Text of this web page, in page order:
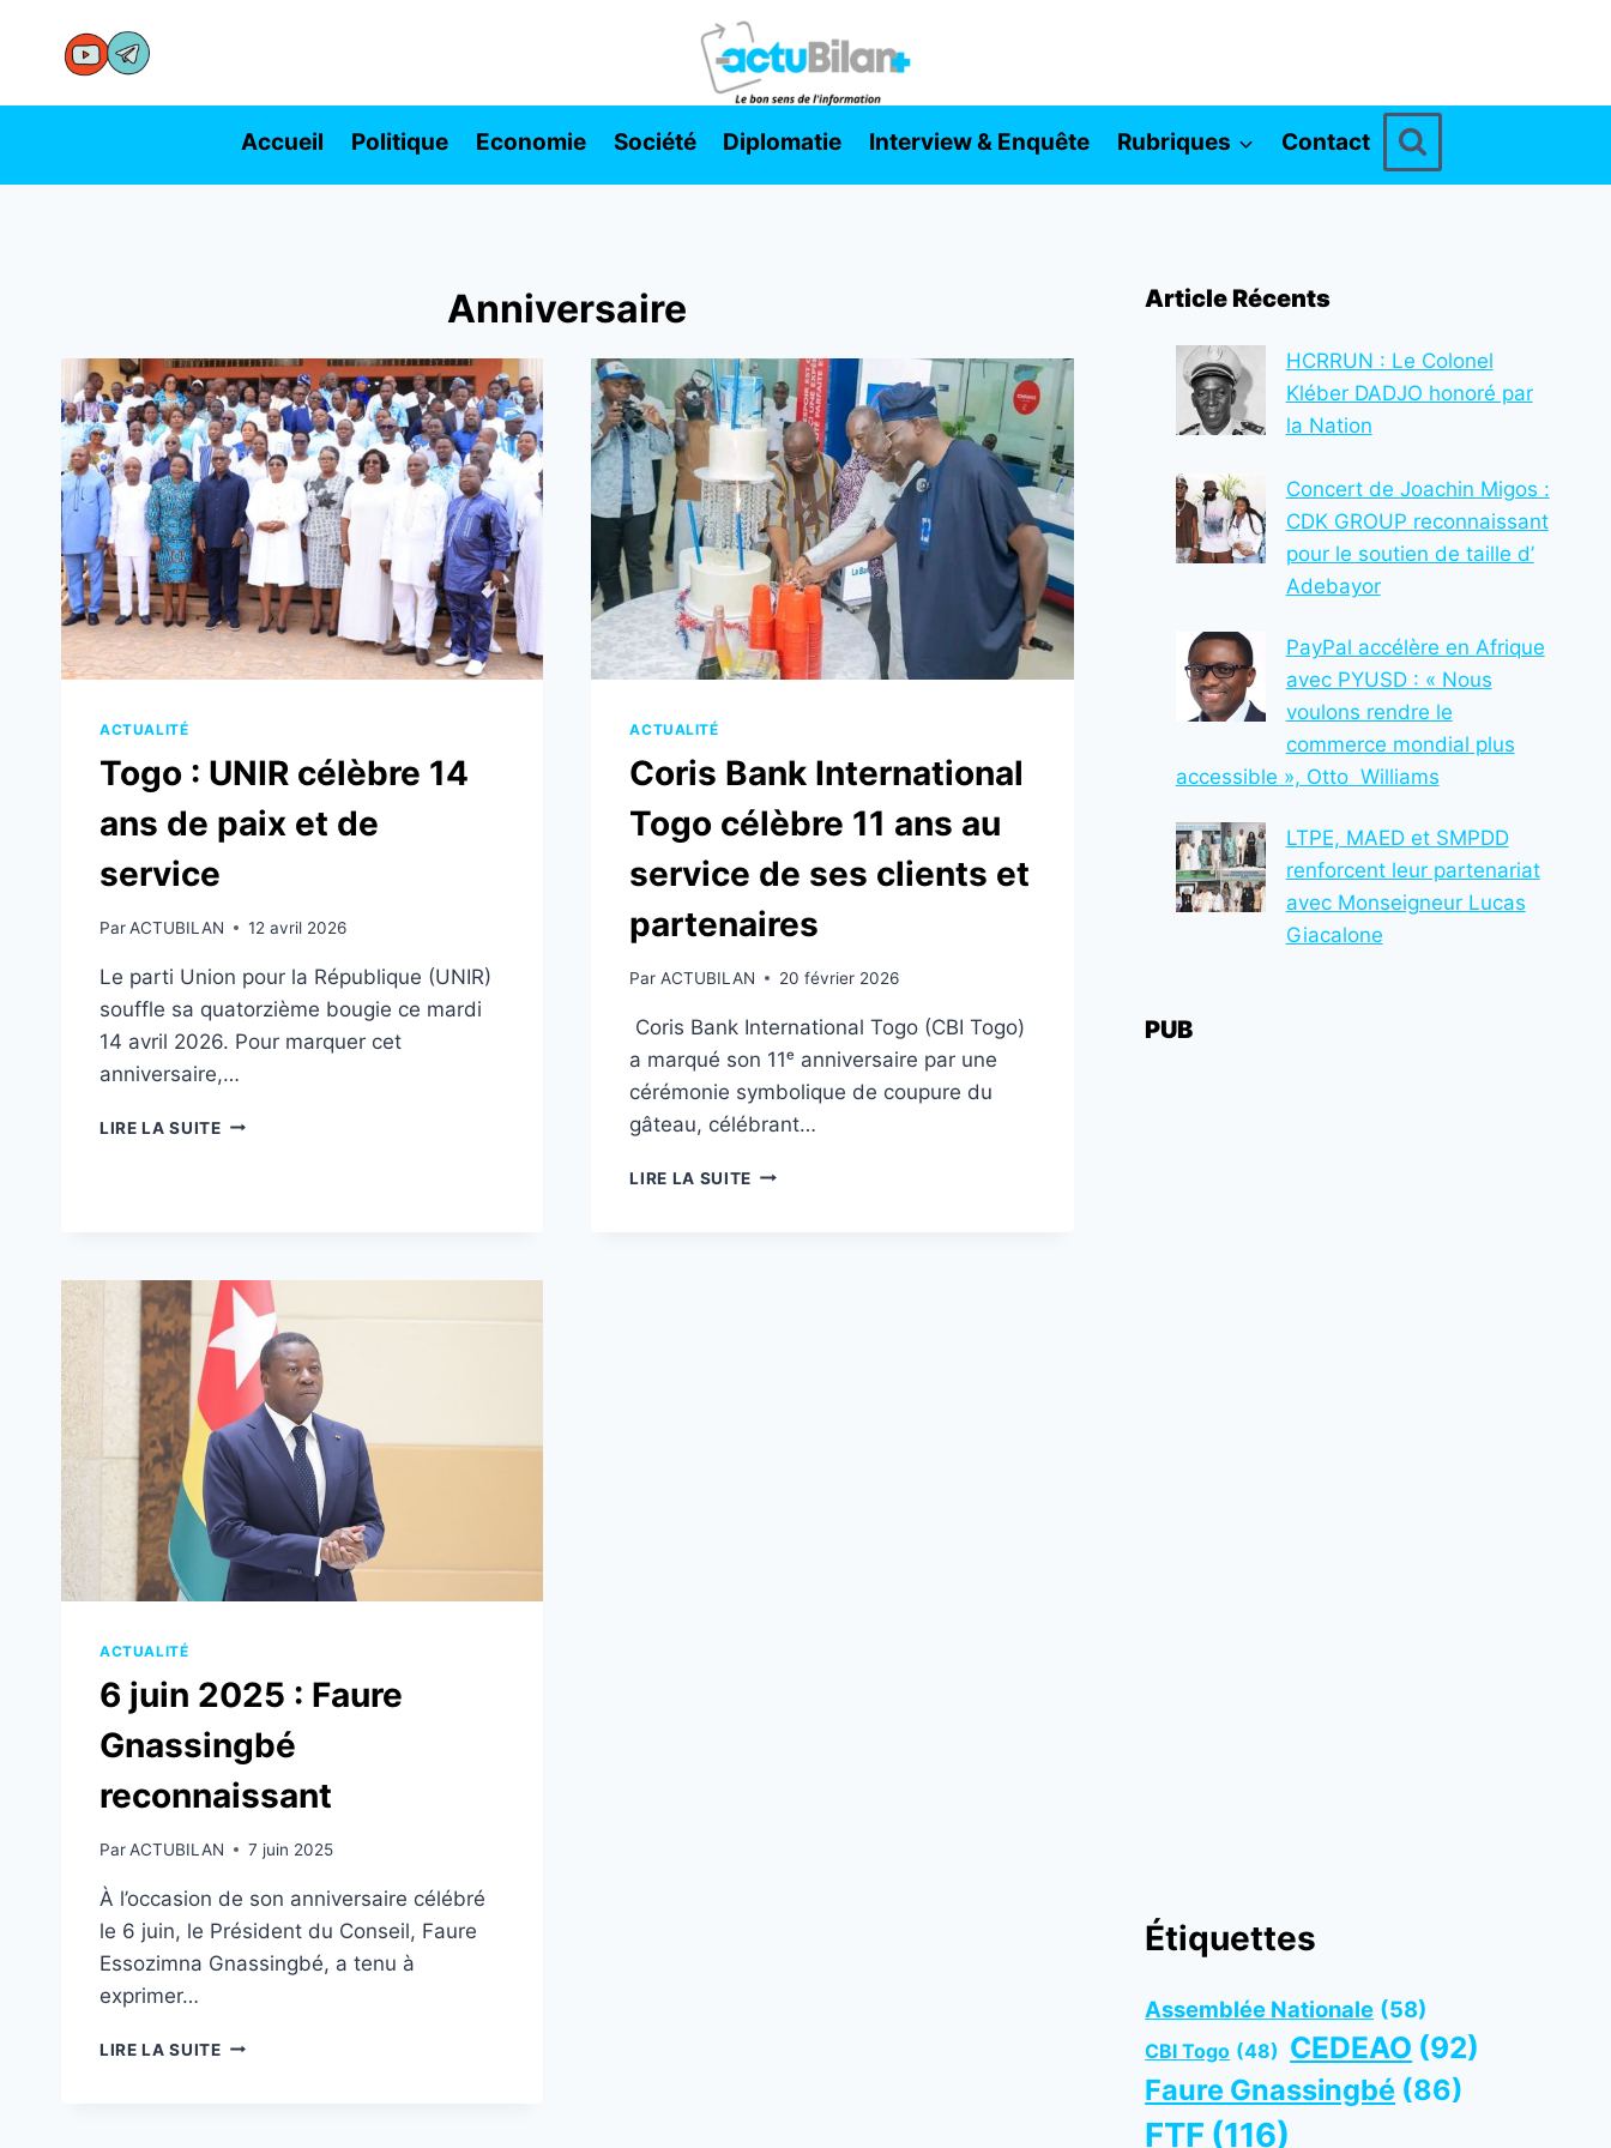
contenu
Accueil Politique Economie Société Diplomatie Interview & Enquête Rubriques Contact
Anniversaire
ACTUALITÉ
Togo : UNIR célèbre 14
ans de paix et de
service
ParACTUBILAN 12 avril 2026
Le parti Union pour la République (UNIR)
souffle sa quatorzième bougie ce mardi
14 avril 2026. Pour marquer cet
anniversaire,…
LIRE LA SUITETOGO
PAIX
ET
DE
SERVICE
ACTUALITÉ
Coris Bank International
Togo célèbre 11 ans au
service de ses clients et
partenaires
Par ACTUBILAN 20 février 2026
Coris Bank International Togo (CBI Togo)
a marqué son 11ᵉ anniversaire par une
cérémonie symbolique de coupure du
gâteau, célébrant…
LIRE LA SUITE CORIS
ACTUALITÉ
6 juin 2025 : Faure
Gnassingbé
reconnaissant
ParACTUBILAN 7 juin 2025
À l’occasion de son anniversaire célébré
le 6 juin, le Président du Conseil, Faure
Essozimna Gnassingbé, a tenu à
exprimer…
LIRE LA SUITE6
Article Récents
HCRRUN : Le Colonel
Kléber DADJO honoré par
la Nation
Concert de Joachin Migos :
CDK GROUP reconnaissant
pour le soutien de taille d’
Adebayor
PayPal accélère en Afrique
avec PYUSD : « Nous
voulons rendre le
commerce mondial plus
accessible », Otto Williams
LTPE, MAED et SMPDD
renforcent leur partenariat
avec Monseigneur Lucas
Giacalone
PUB
Étiquettes
Assemblée Nationale (58)
CBI Togo (48) CEDEAO (92)
Faure Gnassingbé (86)
FTF (116)